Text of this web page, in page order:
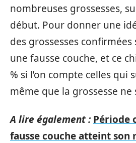
nombreuses grossesses,
début. Pour donner une
des grossesses
une fausse couche, et ce
% si l’on compte celles qui
même que la grossesse
A lire également : Période
fausse couche atteint son